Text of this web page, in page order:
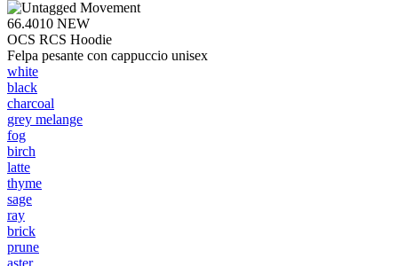
66.4010 NEW
OCS RCS Hoodie
Felpa pesante con cappuccio unisex
white
black
charcoal
grey melange
fog
birch
latte
thyme
sage
ray
brick
prune
aster